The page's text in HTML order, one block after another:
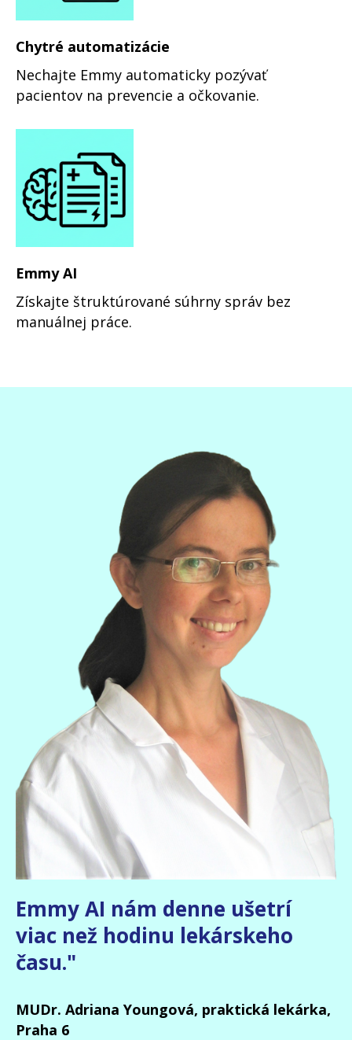
Chytré automatizácie
Nechajte Emmy automaticky pozývať
pacientov na prevencie a očkovanie.
Emmy AI
Získajte štruktúrované súhrny správ bez
manuálnej práce.
Emmy AI nám denne ušetrí
viac než hodinu lekárskeho
času."
MUDr. Adriana Youngová, praktická lekárka,
Praha 6